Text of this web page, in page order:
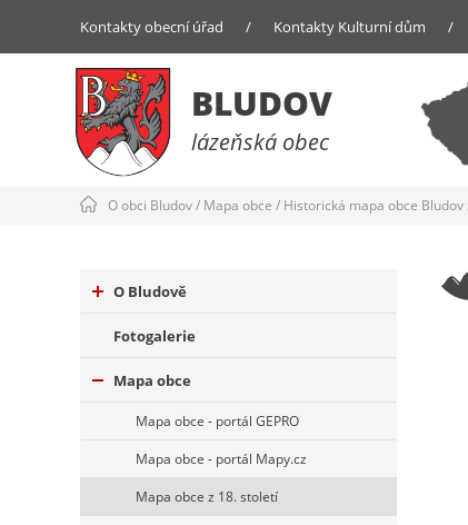
Kontakty obecní úřad / Kontakty Kulturní dům /
BLUDOV
lázeňská obec
O obci Bludov/ Mapa obce / Historická mapa obce Bludov
O Bludově
Fotogalerie
Mapa obce
Mapa obce - portál GEPRO
Mapa obce - portál Mapy.cz
Mapa obce z 18. století